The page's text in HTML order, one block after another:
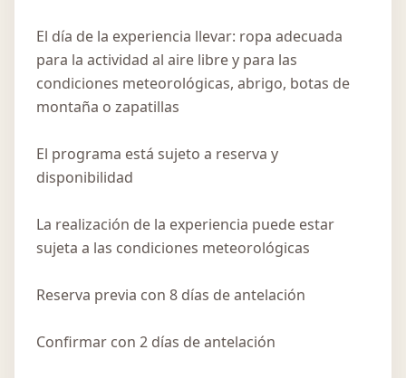
El día de la experiencia llevar: ropa adecuada
para la actividad al aire libre y para las
condiciones meteorológicas, abrigo, botas de
montaña o zapatillas
El programa está sujeto a reserva y
disponibilidad
La realización de la experiencia puede estar
sujeta a las condiciones meteorológicas
Reserva previa con 8 días de antelación
Confirmar con 2 días de antelación